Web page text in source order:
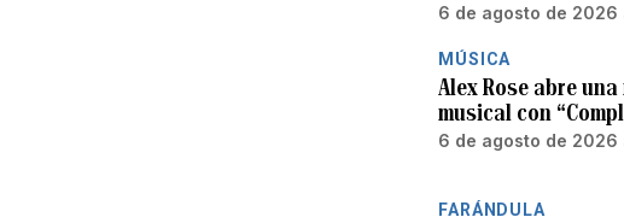
6 de agosto de 2026
MÚSICA
Alex Rose abre
musical con
6 de agosto de 2026
FARÁNDULA